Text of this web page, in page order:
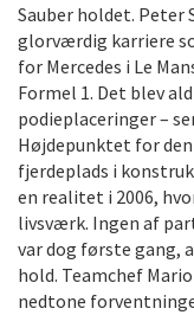
Sauber holdet. Peter
glorværdig karriere
for Mercedes i Le
Formel 1. Det blev
podieplaceringer –
Højdepunktet for
fjerdeplads i
en realitet i 2006,
livsværk. Ingen af
var dog første gang,
hold. Teamchef
nedtone